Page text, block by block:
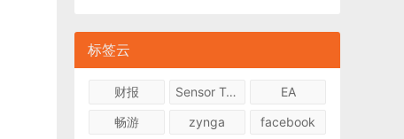
标签云
财报 Sensor Tower
EA
畅游
zynga
facebook